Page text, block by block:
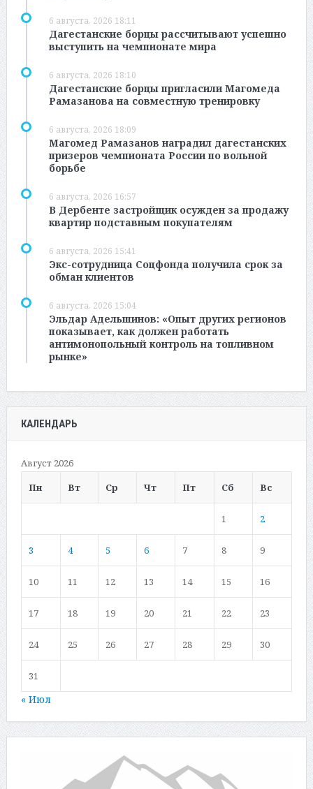
6 августа, 2026 18:11
Дагестанские борцы рассчитывают успешно
выступить на чемпионате мира
6 августа, 2026 18:10
Дагестанские борцы пригласили Магомеда
Рамазанова на совместную тренировку
6 августа, 2026 18:09
Магомед Рамазанов наградил дагестанских
призеров чемпионата России по вольной
борьбе
6 августа, 2026 16:57
В Дербенте застройщик осужден за продажу
квартир подставным покупателям
6 августа, 2026 15:41
Экс-сотрудница Соцфонда получила срок за
обман клиентов
6 августа, 2026 15:04
Эльдар Адельшинов: «Опыт других регионов
показывает, как должен работать
антимонопольный контроль на топливном
рынке»
КАЛЕНДАРЬ
Август 2026
Пн
Вт Ср Чт Пт Сб Вс
1 2
3 4 5 6 7 8 9
10 11 12 13 14 15 16
17 18 19 20 21 22 23
24 25 26 27 28 29 30
31
« Июл